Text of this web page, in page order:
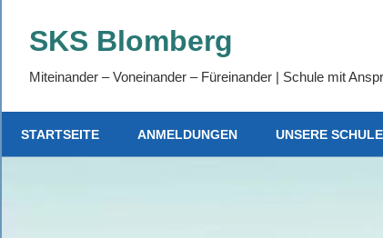
InhaltSKS Blomberg
Miteinander – Voneinander – Füreinander | Schule mit
STARTSEITE ANMELDUNGEN UNSERE SCHULE